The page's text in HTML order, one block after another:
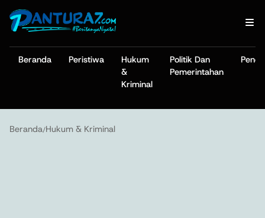
Beranda Peristiwa
Hukum
&
Kriminal
Politik Dan
Pemerintahan
Beranda/Hukum & Kriminal